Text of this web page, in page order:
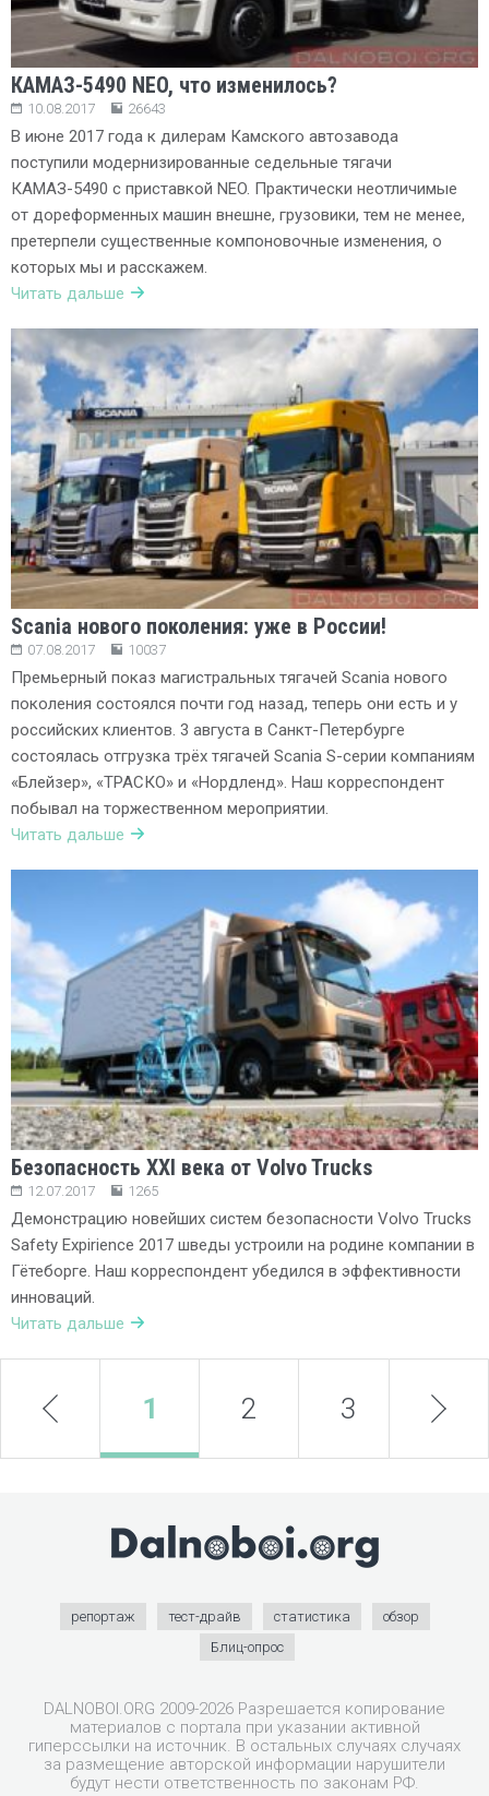
КАМАЗ-5490 NEO, что изменилось?
10.08.2017 26643
В июне 2017 года к дилерам Камского автозавода
поступили модернизированные седельные тягачи
КАМАЗ-5490 с приставкой NEO. Практически неотличимые
от дореформенных машин внешне, грузовики, тем не менее,
претерпели существенные компоновочные изменения, о
которых мы и расскажем.
Читать дальше
Scania нового поколения: уже в России!
07.08.2017 10037
Премьерный показ магистральных тягачей Scania нового
поколения состоялся почти год назад, теперь они есть и у
российских клиентов. 3 августа в Санкт-Петербурге
состоялась отгрузка трёх тягачей Scania S-серии компаниям
«Блейзер», «ТРАСКО» и «Нордленд». Наш корреспондент
побывал на торжественном мероприятии.
Читать дальше
Безопасность XXI века от Volvo Trucks
12.07.2017 1265
Демонстрацию новейших систем безопасности Volvo Trucks
Safety Expirience 2017 шведы устроили на родине компании в
Гётеборге. Наш корреспондент убедился в эффективности
инноваций.
Читать дальше
prev 1 2 3 4
next
репортаж тест-драйв статистика
обзор
Блиц-опрос
DALNOBOI.ORG 2009-2026 Разрешается копирование
материалов с портала при указании активной
гиперссылки на источник. В остальных случаях случаях
за размещение авторской информации нарушители
будут нести ответственность по законам РФ.